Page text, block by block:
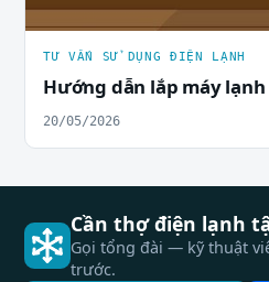
TƯ VẤN SỬ DỤNG ĐIỆN LẠNH
Hướng dẫn lắp máy
20/05/2026
Cần thợ điện lạnh
Gọi tổng đài — kỹ thuật
trước.